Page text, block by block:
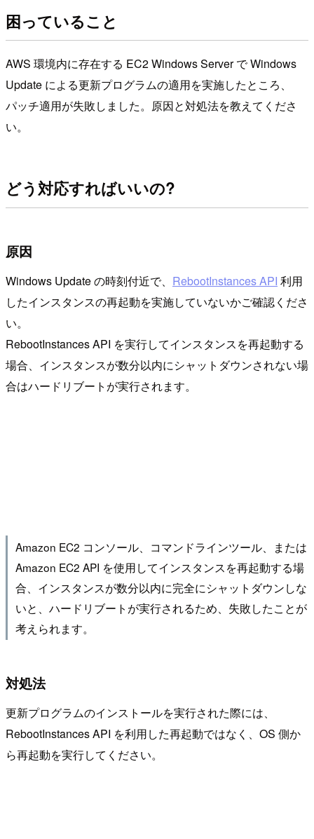
困っていること
AWS 環境内に存在する EC2 Windows Server で Windows
Update による更新プログラムの適用を実施したところ、
パッチ適用が失敗しました。原因と対処法を教えてくださ
い。
どう対応すればいいの?
原因
Windows Update の時刻付近で、 RebootInstances API 利用
したインスタンスの再起動を実施していないかご確認くださ
い。
RebootInstances API を実行してインスタンスを再起動する
場合、インスタンスが数分以内にシャットダウンされない場
合はハードリブートが実行されます。
Amazon EC2 コンソール、コマンドラインツール、または
Amazon EC2 API を使用してインスタンスを再起動する場
合、インスタンスが数分以内に完全にシャットダウンしな
いと、ハードリブートが実行されるため、失敗したことが
考えられます。
対処法
更新プログラムのインストールを実行された際には、
RebootInstances API を利用した再起動ではなく、OS 側か
ら再起動を実行してください。